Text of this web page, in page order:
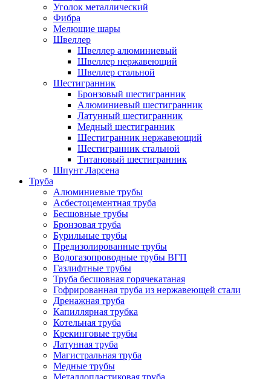
Уголок металлический
Фибра
Мелющие шары
Швеллер
Швеллер алюминиевый
Швеллер нержавеющий
Швеллер стальной
Шестигранник
Бронзовый шестигранник
Алюминиевый шестигранник
Латунный шестигранник
Медный шестигранник
Шестигранник нержавеющий
Шестигранник стальной
Титановый шестигранник
Шпунт Ларсена
Труба
Алюминиевые трубы
Асбестоцементная труба
Бесшовные трубы
Бронзовая труба
Бурильные трубы
Предизолированные трубы
Водогазопроводные трубы ВГП
Газлифтные трубы
Труба бесшовная горячекатаная
Гофрированная труба из нержавеющей стали
Дренажная труба
Капиллярная трубка
Котельная труба
Крекинговые трубы
Латунная труба
Магистральная труба
Медные трубы
Металлопластиковая труба